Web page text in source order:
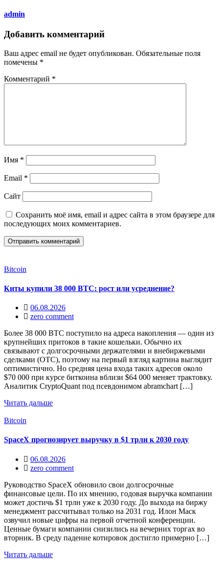
admin
Добавить комментарий
Ваш адрес email не будет опубликован. Обязательные поля
помечены *
Комментарий *
Имя *
Email *
Сайт
Сохранить моё имя, email и адрес сайта в этом браузере для
последующих моих комментариев.
Bitcoin
Киты купили 38 000 BTC: рост или усреднение?
06.08.2026
zero comment
Более 38 000 BTC поступило на адреса накопления — один из
крупнейших притоков в такие кошельки. Обычно их
связывают с долгосрочными держателями и внебиржевыми
сделками (OTC), поэтому на первый взгляд картина выглядит
оптимистично. Но средняя цена входа таких адресов около
$70 000 при курсе биткоина вблизи $64 000 меняет трактовку.
Аналитик CryptoQuant под псевдонимом abramchart […]
Читать дальше
Bitcoin
SpaceX прогнозирует выручку в $1 трлн к 2030 году
06.08.2026
zero comment
Руководство SpaceX обновило свои долгосрочные
финансовые цели. По их мнению, годовая выручка компании
может достичь $1 трлн уже к 2030 году. До выхода на биржу
менеджмент рассчитывал только на 2031 год. Илон Маск
озвучил новые цифры на первой отчетной конференции.
Ценные бумаги компании снизились на вечерних торгах во
вторник. В среду падение котировок достигло примерно […]
Читать дальше